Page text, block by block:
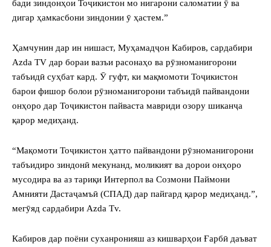
бади зиндонҳои Тоҷикистон мо нигарони саломатии ӯ ва
дигар ҳамкасбони зиндонии ӯ ҳастем.”
Ҳамчунин дар ин нишаст, Муҳамадҷон Кабиров, сардабири
Azda TV дар бораи вазъи расонаҳо ва рӯзноманигорони
табъидӣ суҳбат кард. Ӯ гуфт, ки мақмомоти Тоҷикистон
барои фишор болои рӯзноманигорони табъидӣ пайвандони
онҳоро дар Тоҷикистон пайваста мавриди озору шиканҷа
қарор медиҳанд.
“Мақомоти Тоҷикистон ҳатто пайвандони рӯзноманигорони
табъидиро зиндонӣ мекунанд, моликият ва дорои онҳоро
мусодира ва аз тариқи Интерпол ва Созмони Паймони
Амнияти Дастаҷамъӣ (СПАД) дар пайгард қарор медиҳанд.”,
мегӯяд сардабири Azda Tv.
Кабиров дар поёни суханронияш аз кишварҳои Ғарбӣ даъват